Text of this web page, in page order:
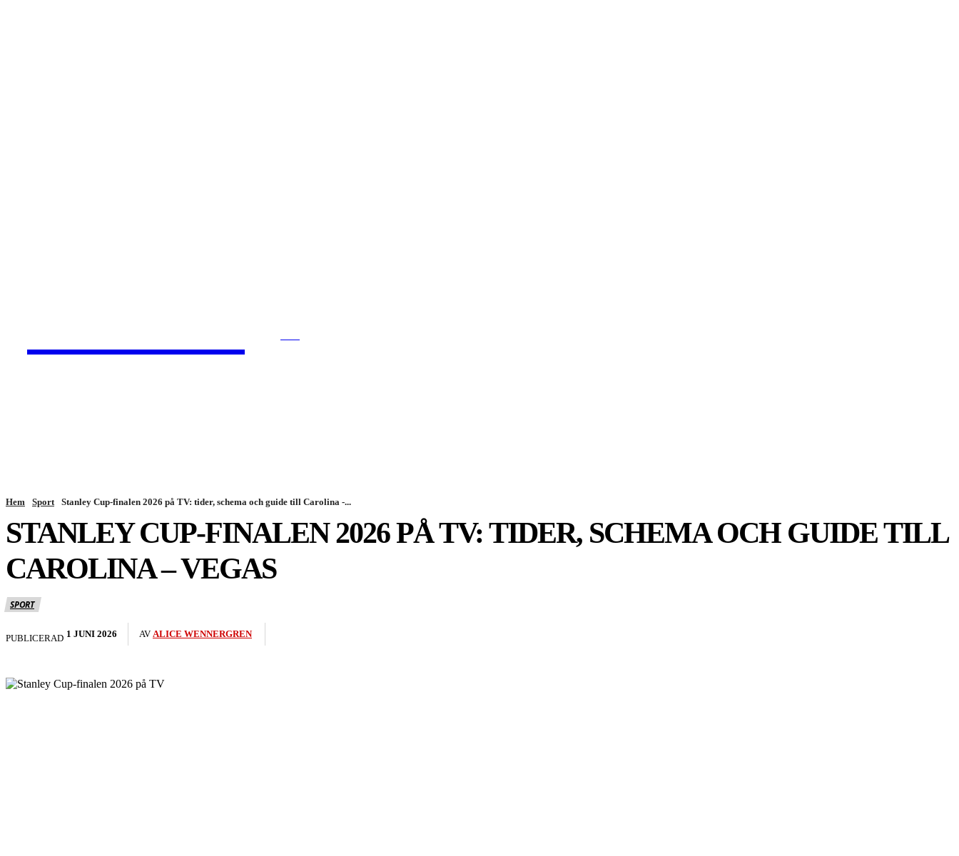
Hem Sport Stanley Cup-finalen 2026 på TV: tider, schema och guide till Carolina -...
STANLEY CUP-FINALEN 2026 PÅ TV: TIDER, SCHEMA OCH GUIDE TILL
CAROLINA – VEGAS
SPORT
PUBLICERAD 1 JUNI 2026 AV ALICE WENNERGREN